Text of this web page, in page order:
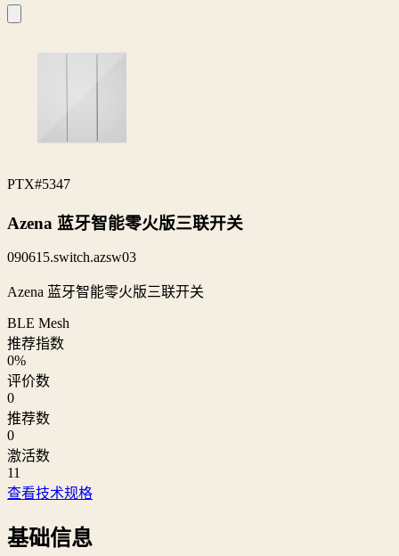
PTX#5347
Azena 蓝牙智能零火版三联开关
090615.switch.azsw03
Azena 蓝牙智能零火版三联开关
BLE Mesh
推荐指数
0%
评价数
0
推荐数
0
激活数
11
查看技术规格
基础信息